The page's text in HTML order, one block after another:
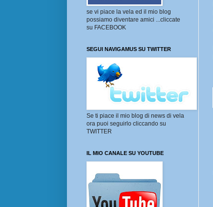
se vi piace la vela ed il mio blog
possiamo diventare amici ...cliccate
su FACEBOOK
SEGUI NAVIGAMUS SU TWITTER
Se ti piace il mio blog di news di vela
ora puoi seguirlo cliccando su
TWITTER
IL MIO CANALE SU YOUTUBE